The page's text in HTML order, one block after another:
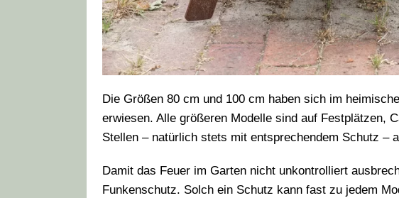
Die Größen 80 cm und 100 cm haben sich im
erwiesen. Alle größeren Modelle sind auf Festplätzen,
Stellen – natürlich stets mit entsprechendem Schutz –
Damit das Feuer im Garten nicht unkontrolliert
Funkenschutz. Solch ein Schutz kann fast zu jedem